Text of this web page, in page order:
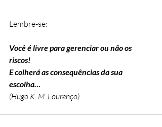
Lembre-se:
Você é livre para gerenciar ou não os
riscos!
E colherá as consequências da sua
escolha…
(Hugo K. M. Lourenço)